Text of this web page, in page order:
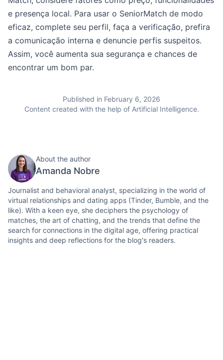
e presença local. Para usar o SeniorMatch de modo
eficaz, complete seu perfil, faça a verificação, prefira
a comunicação interna e denuncie perfis suspeitos.
Assim, você aumenta sua segurança e chances de
encontrar um bom par.
Published in February 6, 2026
Content created with the help of Artificial Intelligence.
About the author
Amanda Nobre
Journalist and behavioral analyst, specializing in the world of
virtual relationships and dating apps (Tinder, Bumble, and the
like). With a keen eye, she deciphers the psychology of
matches, the art of chatting, and the trends that define the
search for connections in the digital age, offering practical
insights and deep reflections for the blog's readers.